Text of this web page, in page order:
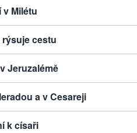
Milétu
cestu
Jeruzalémě
a v Cesareji
k císaři